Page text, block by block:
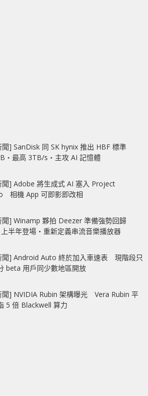
聞] SanDisk 同 SK hynix 推出 HBF 標準
最高 3TB/s‧主攻 AI 記憶體
聞] Adobe 將生成式 AI 塞入 Project
相機 App 可即影即改相
聞] Winamp 夥拍 Deezer 準備強勢回歸
半年登場‧重新定義串流音樂播放器
聞] Android Auto 終於加入車速表 現階段只
beta 用戶同少數地區開放
聞] NVIDIA Rubin 架構曝光 Vera Rubin 平
5 倍 Blackwell 算力